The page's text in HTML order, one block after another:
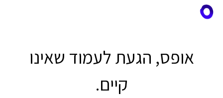
אופס, הגעת לעמוד שאינו
קיים.